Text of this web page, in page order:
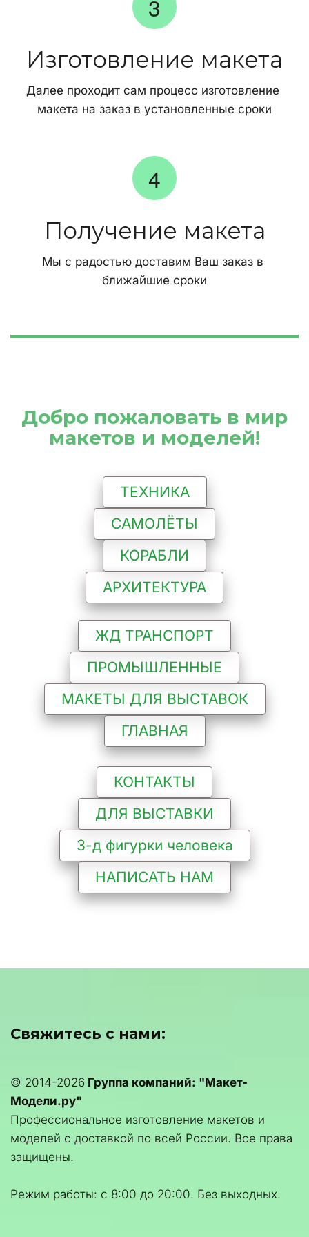
Изготовление макета
Далее проходит сам процесс изготовление
макета на заказ в установленные сроки
Получение макета
Мы с радостью доставим Ваш заказ в
ближайшие сроки
макетов и моделей!
ТЕХНИКА
САМОЛЁТЫ
КОРАБЛИ
АРХИТЕКТУРА
ЖД ТРАНСПОРТ
ПРОМЫШЛЕННЫЕ
МАКЕТЫ ДЛЯ ВЫСТАВОК
ГЛАВНАЯ
КОНТАКТЫ
ДЛЯ ВЫСТАВКИ
3-д фигурки человека
НАПИСАТЬ НАМ
Свяжитесь с нами:
© 2014-2026 Группа компаний: "Макет-
Модели.ру"
Профессиональное изготовление макетов и
моделей с доставкой по всей России. Все права
защищены.
Режим работы: с 8:00 до 20:00. Без выходных.